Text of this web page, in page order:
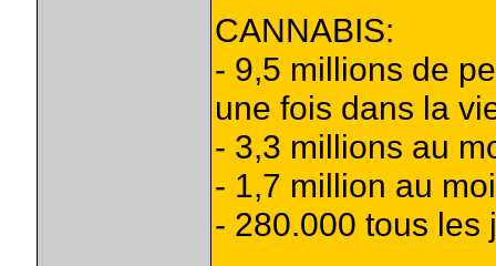
CANNABIS:
- 9,5 millions de
une fois dans la
- 3,3 millions au
- 1,7 million au
- 280.000 tous les